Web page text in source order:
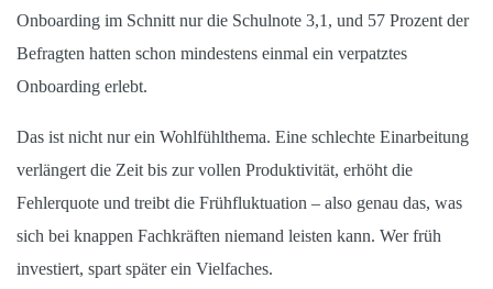
Onboarding im Schnitt nur die Schulnote 3,1, und 57 Prozent der
Befragten hatten schon mindestens einmal ein verpatztes
Onboarding erlebt.
Das ist nicht nur ein Wohlfühlthema. Eine schlechte Einarbeitung
verlängert die Zeit bis zur vollen Produktivität, erhöht die
Fehlerquote und treibt die Frühfluktuation – also genau das, was
sich bei knappen Fachkräften niemand leisten kann. Wer früh
investiert, spart später ein Vielfaches.